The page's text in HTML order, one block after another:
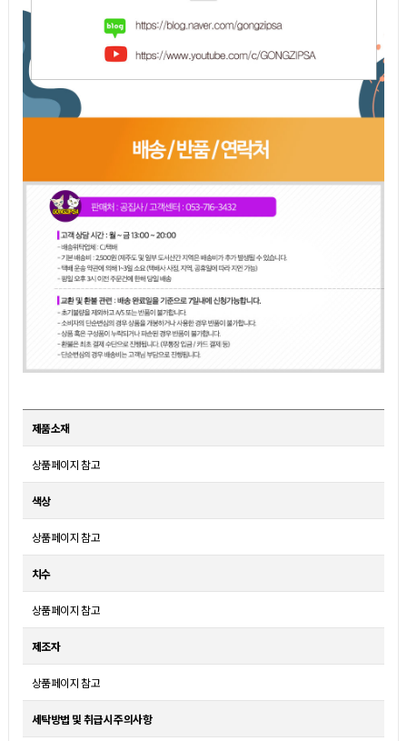
제품소재
상품페이지 참고
색상
상품페이지 참고
치수
상품페이지 참고
제조자
상품페이지 참고
세탁방법 및 취급시 주의사항